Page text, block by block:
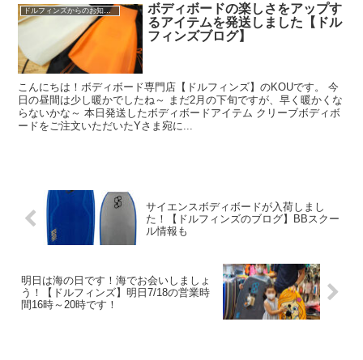
ドルフィンズからのお知らせ
ボディボードの楽しさをアップす
るアイテムを発送しました【ドル
フィンズブログ】
こんにちは！ボディボード専門店【ドルフィンズ】のKOUです。 今
日の昼間は少し暖かでしたね～ まだ2月の下旬ですが、早く暖かくな
らないかな～ 本日発送したボディボードアイテム クリーブボディボ
ードをご注文いただいたYさま宛に...
サイエンスボディボードが入荷しまし
た！【ドルフィンズのブログ】BBスクー
ル情報も
明日は海の日です！海でお会いしましょ
う！【ドルフィンズ】明日7/18の営業時
間16時～20時です！